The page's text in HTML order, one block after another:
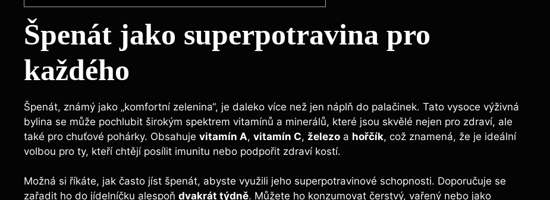
Špenát jako superpotravina pro
každého
Špenát, známý jako „komfortní zelenina“, je daleko více než jen náplň do palačinek. Tato vysoce výživná
bylina se může pochlubit širokým spektrem vitamínů a minerálů, které jsou skvělé nejen pro zdraví, ale
také pro chuťové pohárky. Obsahuje vitamín A, vitamín C, železo a hořčík, což znamená, že je ideální
volbou pro ty, kteří chtějí posílit imunitu nebo podpořit zdraví kostí.
Možná si říkáte, jak často jíst špenát, abyste využili jeho superpotravinové schopnosti. Doporučuje se
zařadit ho do jídelníčku alespoň dvakrát týdně. Můžete ho konzumovat čerstvý, vařený nebo jako